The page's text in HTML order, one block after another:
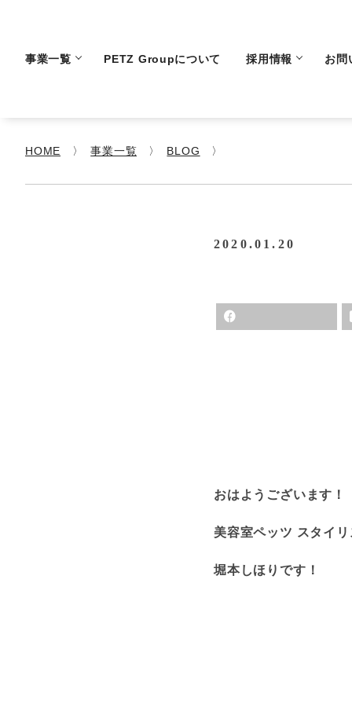
事業一覧 PETZ Groupについて 採用情報 お問
HOME 事業一覧 BLOG
2020.01.20
おはようございます！
美容室ペッツ スタイ
堀本しほりです！